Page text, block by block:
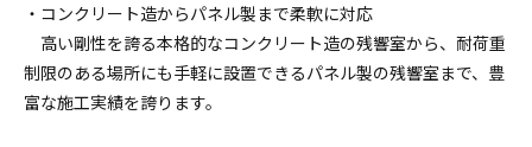
・コンクリート造からパネル製まで柔軟に対応
高い剛性を誇る本格的なコンクリート造の残響室から、耐荷重
制限のある場所にも手軽に設置できるパネル製の残響室まで、豊
富な施工実績を誇ります。